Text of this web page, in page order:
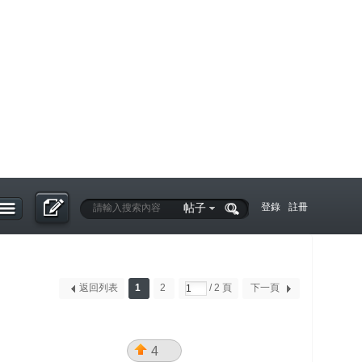
登錄 註冊
帖子
1 2 / 2 頁 下一頁
返回列表
4